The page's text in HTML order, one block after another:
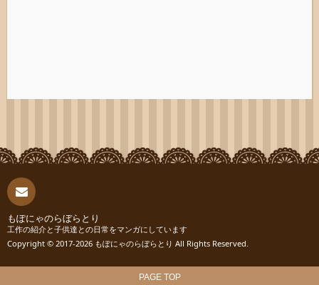
連絡
先
もぽにゃのらぼらとり
工作の紹介と子供達との日常をマンガにしています
Copyright © 2017-2026 もぽにゃのらぼらとり All Rights Reserved.
PAGE TOP